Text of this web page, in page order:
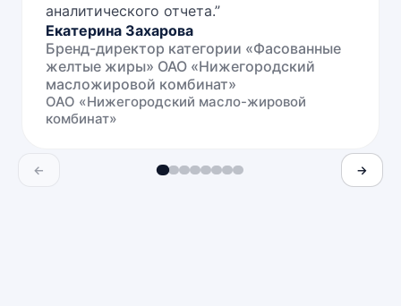
аналитического отчета.”
Екатерина Захарова
Бренд-директор категории «Фасованные
желтые жиры» ОАО «Нижегородский
масложировой комбинат»
ОАО «Нижегородский масло-жировой
комбинат»
← →